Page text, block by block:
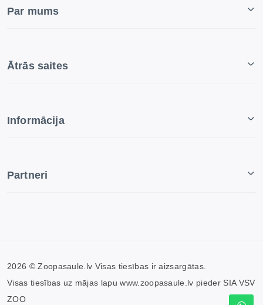
Par mums
Ātrās saites
Informācija
Partneri
2026 © Zoopasaule.lv Visas tiesības ir aizsargātas.
Visas tiesības uz mājas lapu www.zoopasaule.lv pieder SIA VSV
ZOO